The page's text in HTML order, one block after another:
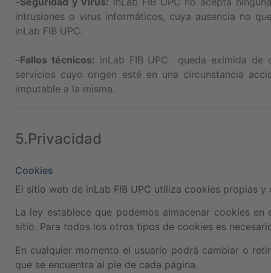
intrusiones o virus informáticos, cuya ausencia no
inLab FIB UPC.
–Fallos técnicos: inLab FIB UPC queda eximida de
servicios cuyo origen esté en una circunstancia
imputable a la misma.
5.Privacidad
Cookies
El sitio web de inLab FIB UPC utiliza cookies propias
La ley establece que podemos almacenar cookies
sitio. Para todos los otros tipos de cookies es
En cualquier momento el usuario podrá cambiar o
que se encuentra al pie de cada página.